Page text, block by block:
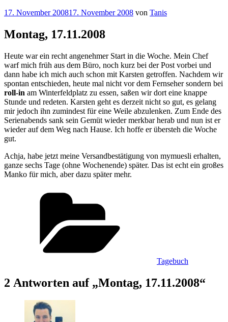
Veröffentlicht
17. November 200817. November 2008 von Tanis
Montag, 17.11.2008
Heute war ein recht angenehmer Start in die Woche. Mein Chef
warf mich früh aus dem Büro, noch kurz bei der Post vorbei und
dann habe ich mich auch schon mit Karsten getroffen. Nachdem wir
spontan entschieden, heute mal nicht vor dem Fernseher sondern bei
roll-in am Winterfeldplatz zu essen, saßen wir dort eine knappe
Stunde und redeten. Karsten geht es derzeit nicht so gut, es gelang
mir jedoch ihn zumindest für eine Weile abzulenken. Zum Ende des
Serienabends sank sein Gemüt wieder merkbar herab und nun ist er
wieder auf dem Weg nach Hause. Ich hoffe er übersteh die Woche
gut.
Achja, habe jetzt meine Versandbestätigung von mymuesli erhalten,
ganze sechs Tage (ohne Wochenende) später. Das ist echt ein großes
Manko für mich, aber dazu später mehr.
Tagebuch
2 Antworten auf „Montag, 17.11.2008“